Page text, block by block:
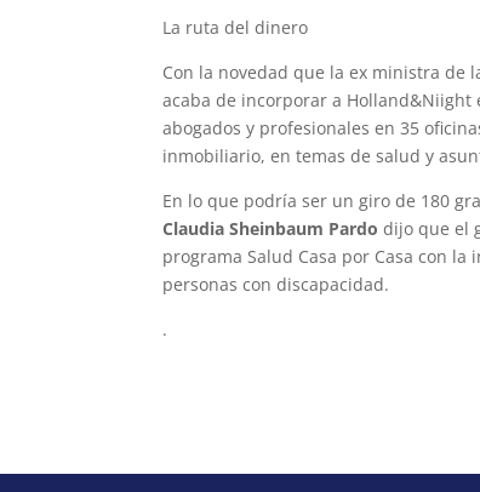
La ruta del dinero
Con la novedad que la ex ministra de
acaba de incorporar a Holland&Niight
abogados y profesionales en 35
inmobiliario, en temas de salud y
En lo que podría ser un giro de 180
Claudia Sheinbaum Pardo dijo que el
programa Salud Casa por Casa con
personas con discapacidad.
.